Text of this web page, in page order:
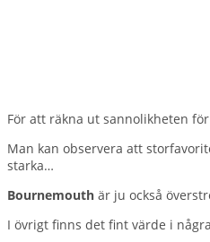
För att räkna ut sannolikheten
Man kan observera att
starka…
Bournemouth är ju också
I övrigt finns det fint värde i